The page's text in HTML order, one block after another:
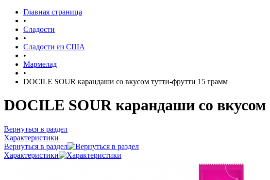
Главная страница
•
Сладости
•
Сладости из США
•
Мармелад
•
DOCILE SOUR карандаши со вкусом тутти-фрутти 15 грамм
DOCILE SOUR карандаши со
Вернуться в раздел
Характеристики
Вернуться в раздел
Характеристики